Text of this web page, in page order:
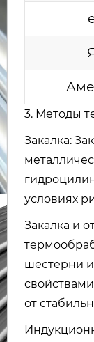
3. Методы
Закалка:
условиях
Закалка и
шестерни
от